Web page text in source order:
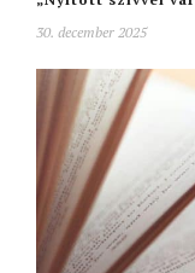
30. december 2025